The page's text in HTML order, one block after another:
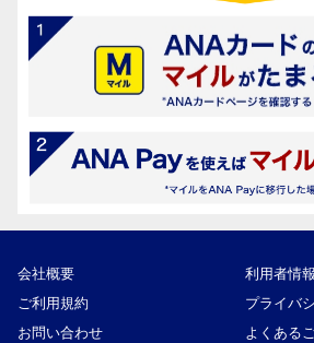
会社概要
利用者情
ご利用規約
プライバ
お問い合わせ
よくある